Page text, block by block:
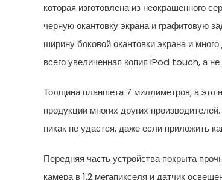
которая изготовлена из неокрашенного
черную окантовку экрана и графитовую
ширину боковой окантовки экрана и
всего увеличенная копия iPod touch, а
Толщина планшета 7 миллиметров, а
продукции многих других
никак не удастся, даже если приложить
Передняя часть устройства покрыта
камера в 1,2 мегапикселя и датчик